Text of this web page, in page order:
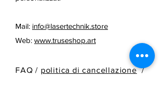
Mail: info@lasertechnik.store
Web: www.truseshop.art
FAQ / politica di cancellazione /